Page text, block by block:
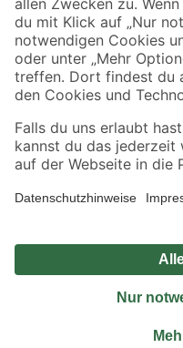
Jetzt die toom-App
Alle Preisangaben in EUR inkl. gesetzl.
Umständen nicht in allen Märkten
Produkte nur solange der Vorrat reicht.
*Paketversand ab 59 €
Privatsphäre
Nutzungsbedingungen
© 2026 toom Baumarkt GmbH